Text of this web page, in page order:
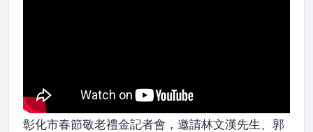
彰化市春節敬老禮金記者會，邀請林文漢先生、郭